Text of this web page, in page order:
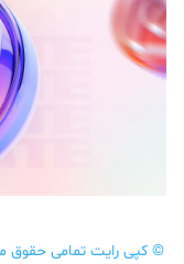
© کپی رایت تمامی